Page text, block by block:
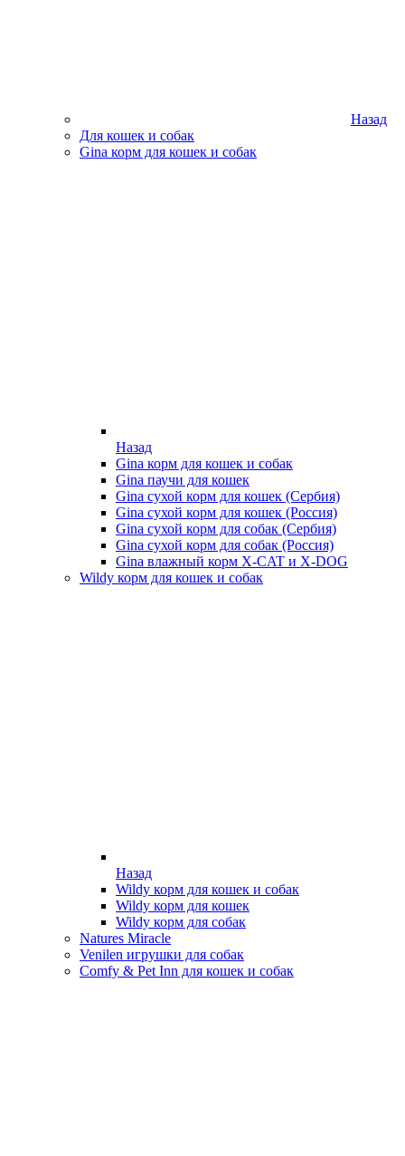
Назад
Для кошек и собак
Gina корм для кошек и собак
Назад
Gina корм для кошек и собак
Gina паучи для кошек
Gina сухой корм для кошек (Сербия)
Gina сухой корм для кошек (Россия)
Gina сухой корм для собак (Сербия)
Gina сухой корм для собак (Россия)
Gina влажный корм X-CAT и X-DOG
Wildy корм для кошек и собак
Назад
Wildy корм для кошек и собак
Wildy корм для кошек
Wildy корм для собак
Natures Miracle
Venilen игрушки для собак
Comfy & Pet Inn для кошек и собак